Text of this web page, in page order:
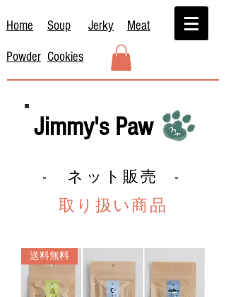
Home Soup Jerky Meat
Powder Cookies
Jimmy's Paw
- ネット販売 -
取り扱い商品
送料無料